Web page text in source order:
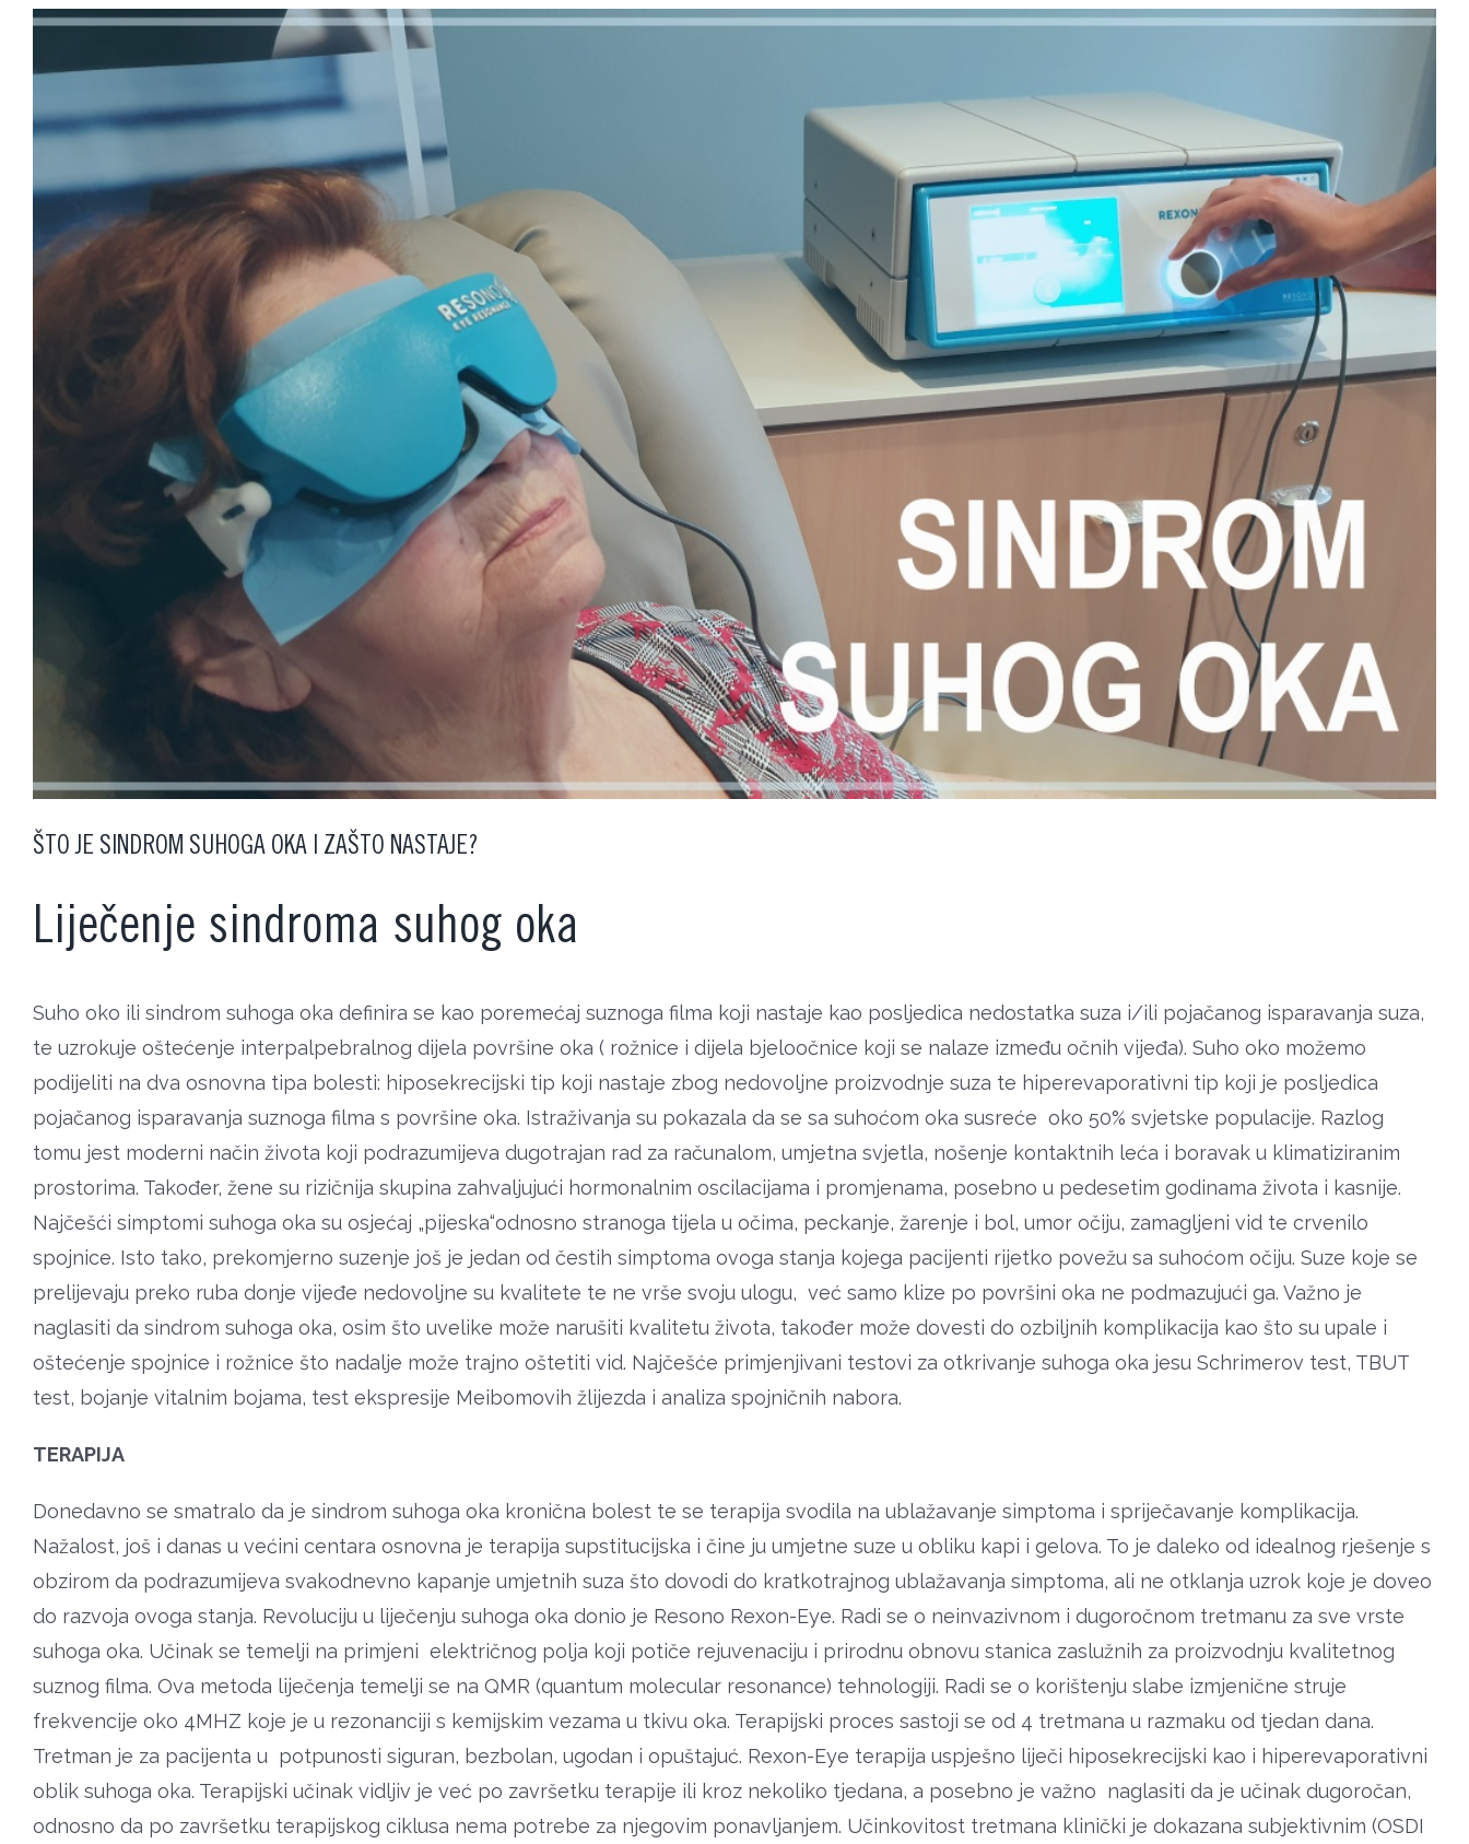
View
ŠTO JE SINDROM SUHOGA OKA I ZAŠTO NASTAJE?
Liječenje sindroma suhog oka
Suho oko ili sindrom suhoga oka definira se kao poremećaj suznoga filma koji nastaje kao posljedica nedostatka suza i/ili pojačanog isparavanja suza,
te uzrokuje oštećenje interpalpebralnog dijela površine oka ( rožnice i dijela bjeloočnice koji se nalaze između očnih vijeđa). Suho oko možemo
podijeliti na dva osnovna tipa bolesti: hiposekrecijski tip koji nastaje zbog nedovoljne proizvodnje suza te hiperevaporativni tip koji je posljedica
pojačanog isparavanja suznoga filma s površine oka. Istraživanja su pokazala da se sa suhoćom oka susreće oko 50% svjetske populacije. Razlog
tomu jest moderni način života koji podrazumijeva dugotrajan rad za računalom, umjetna svjetla, nošenje kontaktnih leća i boravak u klimatiziranim
prostorima. Također, žene su rizičnija skupina zahvaljujući hormonalnim oscilacijama i promjenama, posebno u pedesetim godinama života i kasnije.
Najčešći simptomi suhoga oka su osjećaj „pijeska“odnosno stranoga tijela u očima, peckanje, žarenje i bol, umor očiju, zamagljeni vid te crvenilo
spojnice. Isto tako, prekomjerno suzenje još je jedan od čestih simptoma ovoga stanja kojega pacijenti rijetko povežu sa suhoćom očiju. Suze koje se
prelijevaju preko ruba donje vijeđe nedovoljne su kvalitete te ne vrše svoju ulogu, već samo klize po površini oka ne podmazujući ga. Važno je
naglasiti da sindrom suhoga oka, osim što uvelike može narušiti kvalitetu života, također može dovesti do ozbiljnih komplikacija kao što su upale i
oštećenje spojnice i rožnice što nadalje može trajno oštetiti vid. Najčešće primjenjivani testovi za otkrivanje suhoga oka jesu Schrimerov test, TBUT
test, bojanje vitalnim bojama, test ekspresije Meibomovih žlijezda i analiza spojničnih nabora.
TERAPIJA
Donedavno se smatralo da je sindrom suhoga oka kronična bolest te se terapija svodila na ublažavanje simptoma i spriječavanje komplikacija.
Nažalost, još i danas u većini centara osnovna je terapija supstitucijska i čine ju umjetne suze u obliku kapi i gelova. To je daleko od idealnog rješenje s
obzirom da podrazumijeva svakodnevno kapanje umjetnih suza što dovodi do kratkotrajnog ublažavanja simptoma, ali ne otklanja uzrok koje je doveo
do razvoja ovoga stanja. Revoluciju u liječenju suhoga oka donio je Resono Rexon-Eye. Radi se o neinvazivnom i dugoročnom tretmanu za sve vrste
suhoga oka. Učinak se temelji na primjeni električnog polja koji potiče rejuvenaciju i prirodnu obnovu stanica zaslužnih za proizvodnju kvalitetnog
suznog filma. Ova metoda liječenja temelji se na QMR (quantum molecular resonance) tehnologiji. Radi se o korištenju slabe izmjenične struje
frekvencije oko 4MHZ koje je u rezonanciji s kemijskim vezama u tkivu oka. Terapijski proces sastoji se od 4 tretmana u razmaku od tjedan dana.
Tretman je za pacijenta u potpunosti siguran, bezbolan, ugodan i opuštajuć. Rexon-Eye terapija uspješno liječi hiposekrecijski kao i hiperevaporativni
oblik suhoga oka. Terapijski učinak vidljiv je već po završetku terapije ili kroz nekoliko tjedana, a posebno je važno naglasiti da je učinak dugoročan,
odnosno da po završetku terapijskog ciklusa nema potrebe za njegovim ponavljanjem. Učinkovitost tretmana klinički je dokazana subjektivnim (OSDI